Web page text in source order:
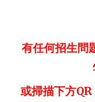
有任何招生
或掃描下方